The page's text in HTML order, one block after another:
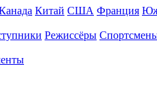
Китай США Франция
Режиссёры